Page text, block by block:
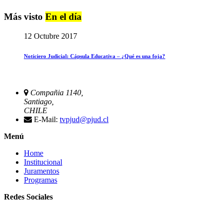
Más visto En el día
12 Octubre 2017
Noticiero Judicial: Cápsula Educativa – ¿Qué es una foja?
Compañia 1140,
Santiago,
CHILE
E-Mail: tvpjud@pjud.cl
Menú
Home
Institucional
Juramentos
Programas
Redes Sociales